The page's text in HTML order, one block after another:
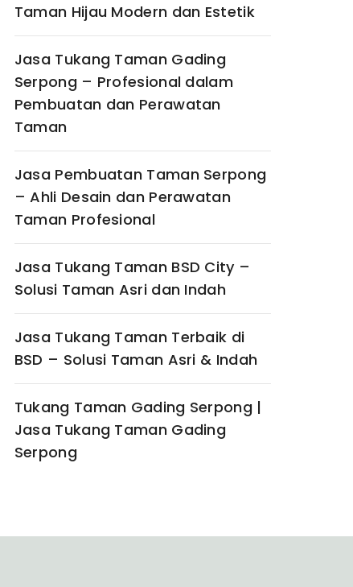
Taman Hijau Modern dan Estetik
Jasa Tukang Taman Gading
Serpong – Profesional dalam
Pembuatan dan Perawatan
Taman
Jasa Pembuatan Taman Serpong
– Ahli Desain dan Perawatan
Taman Profesional
Jasa Tukang Taman BSD City –
Solusi Taman Asri dan Indah
Jasa Tukang Taman Terbaik di
BSD – Solusi Taman Asri & Indah
Tukang Taman Gading Serpong |
Jasa Tukang Taman Gading
Serpong